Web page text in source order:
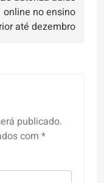
online no ensino
até dezembro
publicado.
com *